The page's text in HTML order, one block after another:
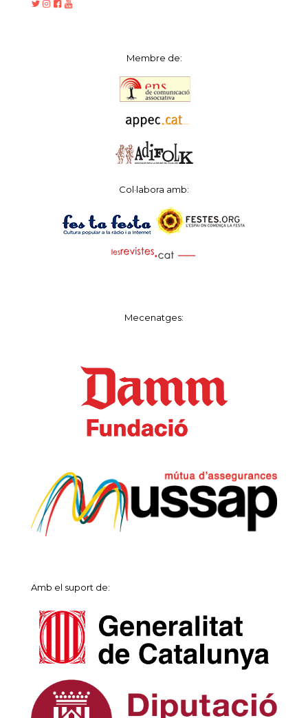
Membre de:
Col·labora amb:
Mecenatges:
Amb el suport de: